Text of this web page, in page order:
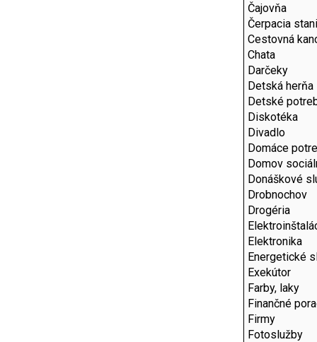
Čajovňa
Čerpacia
Cestovná
Chata
Darčeky
Detská herňa
Detské
Diskotéka
Divadlo
Domáce
Domov
Donáškové
Drobnochov
Drogéria
Elektronika
Energetické
Exekútor
Farby, laky
Finančné
Firmy
Fotoslužby